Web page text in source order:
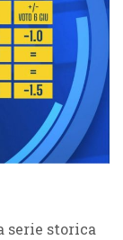
serie storica